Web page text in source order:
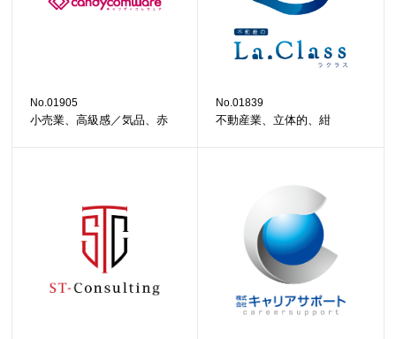
No.01905
小売業、高級感／気品、赤
No.01839
不動産業、立体的、紺